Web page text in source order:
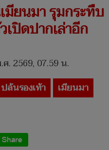
มียนมา รุมกระทืบ
เปิดปากเล่าอีก
. 2569, 07.59 น.
ปล้นรองเท้า
เมียนมา